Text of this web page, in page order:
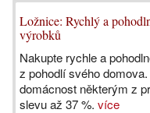
Ložnice: Rychlý a
výrobků
Nakupte rychle a
z pohodlí svého
domácnost některým z
slevu až 37 %. více